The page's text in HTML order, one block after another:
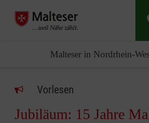
Malteser in Nordrhein-
Vorlesen
Jubiläum: 15 Jahre